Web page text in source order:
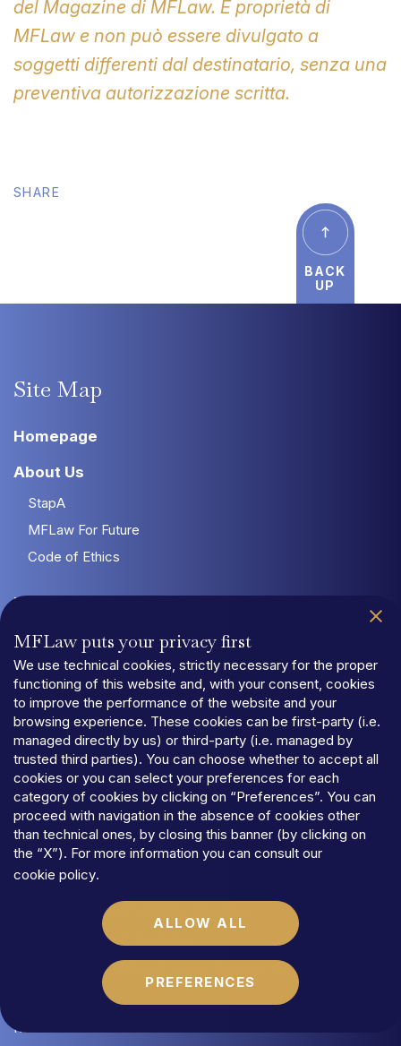
del Magazine di MFLaw. È proprietà di
MFLaw e non può essere divulgato a
soggetti differenti dal destinatario, senza una
preventiva autorizzazione scritta.
SHARE
BACK
UP
Site Map
Homepage
About Us
StapA
MFLaw For Future
Code of Ethics
Team
Magazine
Work with Us
Contacts
Practice Areas
Banking and Finance
Restructuring & Insolvency
Credit Management Division
Insurance Law
Corporate Finance & Special Situations
Litigation & Dispute Risolution
Administrative, Building & Urban Planning Law
Real Estate & Lease
MFLaw puts your privacy first
We use technical cookies, strictly necessary for the proper
functioning of this website and, with your consent, cookies
to improve the performance of the website and your
browsing experience. These cookies can be first-party (i.e.
managed directly by us) or third-party (i.e. managed by
trusted third parties). You can choose whether to accept all
cookies or you can select your preferences for each
category of cookies by clicking on “Preferences”. You can
proceed with navigation in the absence of cookies other
than technical ones, by closing this banner (by clicking on
the “X”). For more information you can consult our
cookie policy.
ALLOW ALL
PREFERENCES